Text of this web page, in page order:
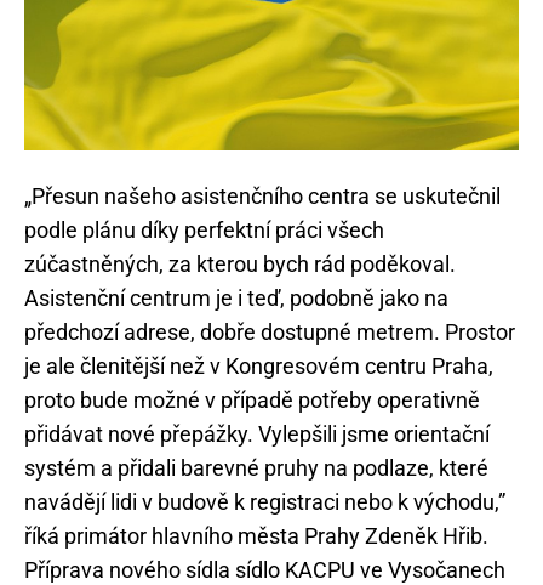
„Přesun našeho asistenčního centra se uskutečnil
podle plánu díky perfektní práci všech
zúčastněných, za kterou bych rád poděkoval.
Asistenční centrum je i teď, podobně jako na
předchozí adrese, dobře dostupné metrem. Prostor
je ale členitější než v Kongresovém centru Praha,
proto bude možné v případě potřeby operativně
přidávat nové přepážky. Vylepšili jsme orientační
systém a přidali barevné pruhy na podlaze, které
navádějí lidi v budově k registraci nebo k východu,”
říká primátor hlavního města Prahy Zdeněk Hřib.
Příprava nového sídla sídlo KACPU ve Vysočanech